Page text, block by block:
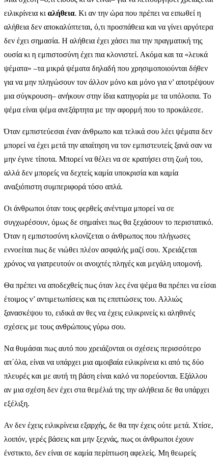
ειλικρίνεια κι αλήθεια. Κι αν την ώρα που πρέπει να ειπωθεί η
αλήθεια δεν αποκαλύπτεται, ό,τι προσπάθεια και να γίνει αργότερα
δεν έχει σημασία. Η αλήθεια έχει χάσει πια την πραγματική της
ουσία κι η εμπιστοσύνη έχει πια κλονιστεί. Ακόμα και τα «λευκά
ψέματα» –τα μικρά ψέματα δηλαδή που χρησιμοποιούνται δήθεν
για να μην πληγώσουν τον άλλον μόνο και μόνο για ν’ αποτρέψουν
μια σύγκρουση– ανήκουν στην ίδια κατηγορία με τα υπόλοιπα. Το
ψέμα είναι ψέμα ανεξάρτητα με την αφορμή που το προκάλεσε.
Όταν εμπιστεύεσαι έναν άνθρωπο και τελικά σου λέει ψέματα δεν
μπορεί να έχει μετά την απαίτηση να τον εμπιστευτείς ξανά σαν να
μην έγινε τίποτα. Μπορεί να θέλει να σε κρατήσει στη ζωή του,
αλλά δεν μπορείς να δεχτείς καμία υποκρισία και καμία
αναξιόπιστη συμπεριφορά τόσο απλά.
Οι άνθρωποι όταν τους φερθείς ανέντιμα μπορεί να σε
συγχωρέσουν, όμως δε σημαίνει πως θα ξεχάσουν το περιστατικό.
Όταν η εμπιστοσύνη κλονίζεται ο άνθρωπος που πλήγωσες
εννοείται πως δε νιώθει πλέον ασφαλής μαζί σου. Χρειάζεται
χρόνος να γιατρευτούν οι ανοιχτές πληγές και μεγάλη υπομονή.
Θα πρέπει να αποδεχθείς πως όταν λες ένα ψέμα θα πρέπει να είσαι
έτοιμος ν’ αντιμετωπίσεις και τις επιπτώσεις του. Αλλιώς
ξανασκέψου το, ειδικά αν θες να έχεις ειλικρινείς κι αληθινές
σχέσεις με τους ανθρώπους γύρω σου.
Να θυμάσαι πως αυτό που χρειάζονται οι σχέσεις περισσότερο
απ΄όλα, είναι να υπάρχει μια αμοιβαία ειλικρίνεια κι από τις δύο
πλευρές και με αυτή τη βάση είναι καλό να πορεύονται. Εξάλλου
αν μια σχέση δεν έχει στα θεμέλιά της την αλήθεια δε θα υπάρχει
εξέλιξη.
Αν δεν έχεις ειλικρίνεια εξαρχής, δε θα την έχεις ούτε μετά. Χτίσε,
λοιπόν, γερές βάσεις και μην ξεχνάς, πως οι άνθρωποι έχουν
ένστικτο, δεν είναι σε καμία περίπτωση αφελείς. Μη θεωρείς